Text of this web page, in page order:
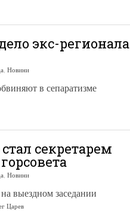
экс-регионала
, Новини
в сепаратизме
секретарем
Новини
выездном заседании
Царев